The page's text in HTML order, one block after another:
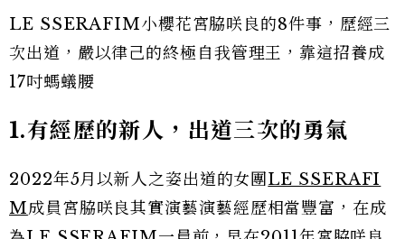
LE SSERAFIM小櫻花宮脇咲良的8件事，歷經三
次出道，嚴以律己的終極自我管理王，靠這招養成
17吋螞蟻腰
1.有經歷的新人，出道三次的勇氣
2022年5月以新人之姿出道的女團LE SSERAFI
M成員宮脇咲良其實演藝演藝經歷相當豐富，在成